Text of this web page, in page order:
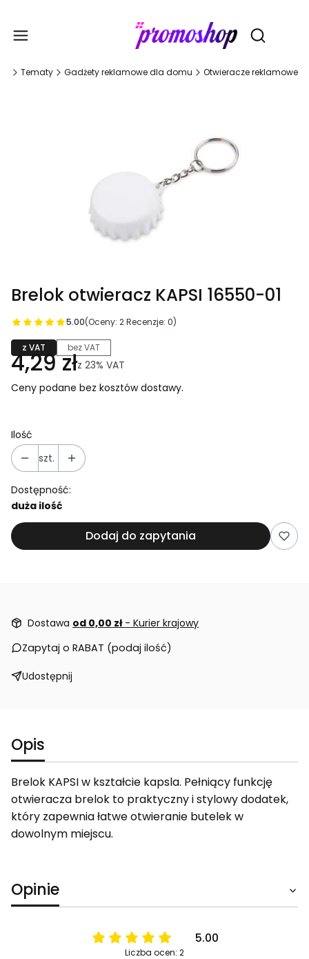
Otwórz
Tematy Gadżety reklamowe dla domu Otwieracze reklamowe
Brelok otwieracz KAPSI 16550-01
5.00(Oceny: 2 Recenzje: 0)
z VAT bez VAT
4,29 złz 23% VAT
Ceny podane bez kosztów dostawy.
Ilość
szt.
Dostępność:
duża ilość
Dodaj do zapytania
Dostawa od 0,00 zł - Kurier krajowy
Zapytaj o RABAT (podaj ilość)
Udostępnij
Opis
Brelok KAPSI w kształcie kapsla. Pełniący funkcję
otwieracza brelok to praktyczny i stylowy dodatek,
który zapewnia łatwe otwieranie butelek w
dowolnym miejscu.
Opinie
5.00
Liczba ocen: 2